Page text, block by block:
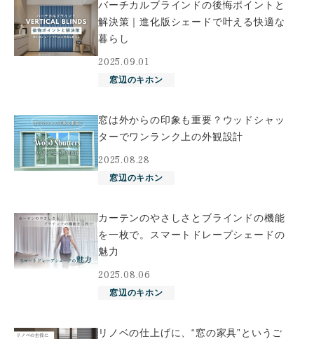
バーチカルブラインドの後悔ポイントと
解決策｜進化版シェードで叶える快適な
暮らし
2025.09.01
窓辺のキホン
窓は外からの印象も重要？ウッドシャッ
ターでワンランク上の外観設計
2025.08.28
窓辺のキホン
カーテンのやさしさとブラインドの機能
を一枚で。スマートドレープシェードの
魅力
2025.08.06
窓辺のキホン
リノベの仕上げに、“窓の家具”というご